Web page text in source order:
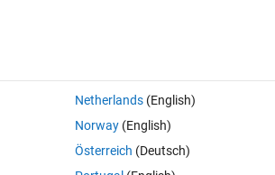
0 Stimmen
are occupying 100906 rows and 9
In the row, the 5 different parameter's
Netherlands(English)
Norway(English)
Österreich (Deutsch)